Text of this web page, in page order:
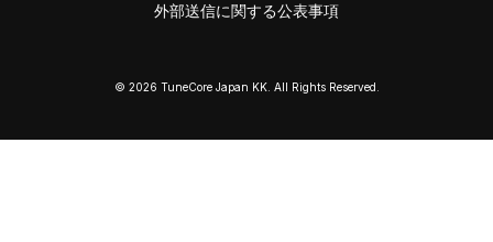
外部送信に関する公表事項
© 2026 TuneCore Japan KK. All Rights Reserved.